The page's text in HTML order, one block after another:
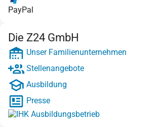
PayPal
Die Z24 GmbH
Unser Familienunternehmen
Stellenangebote
Ausbildung
Presse